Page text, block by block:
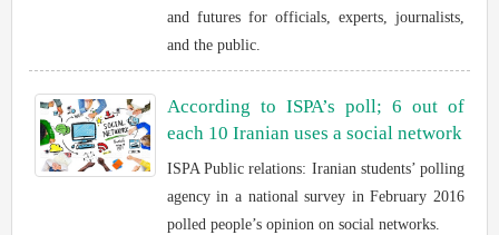
and futures for officials, experts, journalists,
and the public.
According to ISPA’s poll; 6 out of
each 10 Iranian uses a social network
ISPA Public relations: Iranian students’ polling
agency in a national survey in February 2016
polled people’s opinion on social networks.